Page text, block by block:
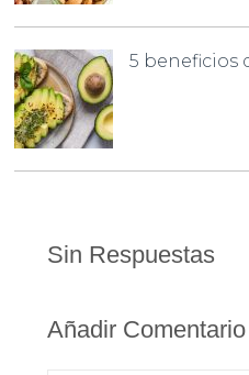
5 beneficios
Sin Respuestas
Añadir Comentario